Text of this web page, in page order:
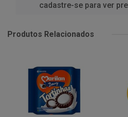
cadastre-se para ver
Produtos Relacionados